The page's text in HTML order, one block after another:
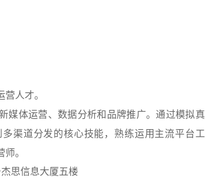
人才。
媒体运营、数据分析和品牌推广。通过模拟真
渠道分发的核心技能，熟练运用主流平台工
。
思信息大厦五楼